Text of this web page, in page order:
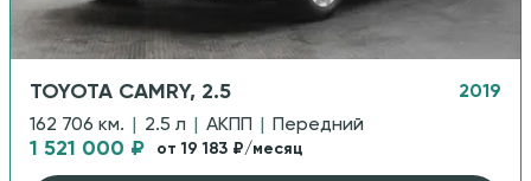
TOYOTA CAMRY, 2.5
2019
162 706 км.
2.5 л АКПП Передний
1 521 000 ₽ от 19 183 ₽/месяц